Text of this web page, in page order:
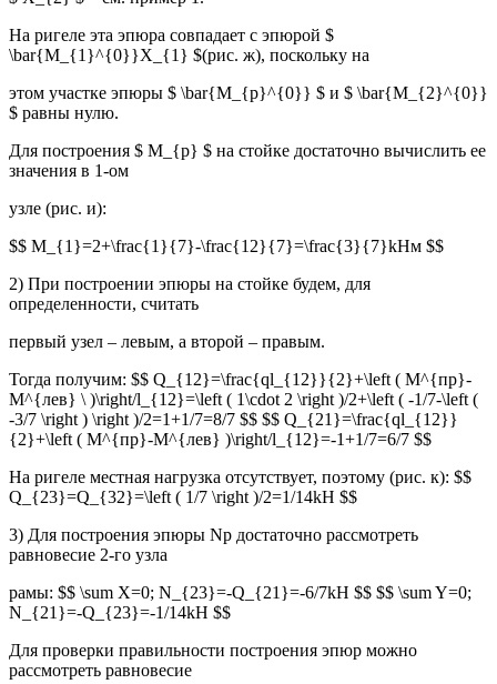
На ригеле эта эпюра совпадает с эпюрой $
\bar{M_{1}^{0}}X_{1} $(рис. ж), поскольку на
этом участке эпюры $ \bar{M_{p}^{0}} $ и $ \bar{M_{2}^{0}}
$ равны нулю.
Для построения $ M_{p} $ на стойке достаточно вычислить ее
значения в 1-ом
узле (рис. и):
$$ M_{1}=2+\frac{1}{7}-\frac{12}{7}=\frac{3}{7}kHм $$
2) При построении эпюры на стойке будем, для
определенности, считать
первый узел – левым, а второй – правым.
Тогда получим: $$ Q_{12}=\frac{ql_{12}}{2}+\left ( M^{пр}-
M^{лев} \ )\right/l_{12}=\left ( 1\cdot 2 \right )/2+\left ( -1/7-\left (
-3/7 \right ) \right )/2=1+1/7=8/7 $$ $$ Q_{21}=\frac{ql_{12}}
{2}+\left ( M^{пр}-M^{лев} )\right/l_{12}=-1+1/7=6/7 $$
На ригеле местная нагрузка отсутствует, поэтому (рис. к): $$
Q_{23}=Q_{32}=\left ( 1/7 \right )/2=1/14kH $$
3) Для построения эпюры Np достаточно рассмотреть
равновесие 2-го узла
рамы: $$ \sum X=0; N_{23}=-Q_{21}=-6/7kH $$ $$ \sum Y=0;
N_{21}=-Q_{23}=-1/14kH $$
Для проверки правильности построения эпюр можно
рассмотреть равновесие